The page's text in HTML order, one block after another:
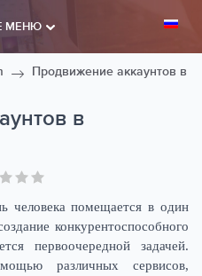
МЕНЮ
Продвижение аккаунтов в
в
человека помещается в один
конкурентоспособного
первоочередной задачей.
различных сервисов,